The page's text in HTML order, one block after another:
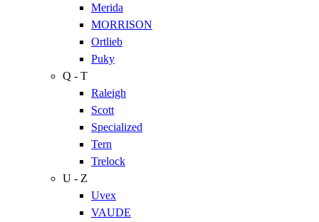
Merida
MORRISON
Ortlieb
Puky
Q - T
Raleigh
Scott
Specialized
Tern
Trelock
U - Z
Uvex
VAUDE